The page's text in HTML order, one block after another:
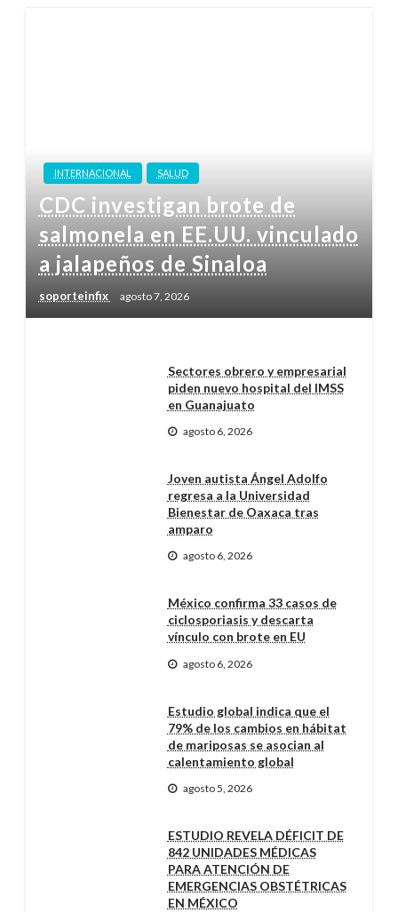
INTERNACIONAL SALUD
CDC investigan brote de
salmonela en EE.UU. vinculado
a jalapeños de Sinaloa
soporteinfix agosto 7, 2026
Sectores obrero y empresarial
piden nuevo hospital del IMSS
en Guanajuato
agosto 6, 2026
Joven autista Ángel Adolfo
regresa a la Universidad
Bienestar de Oaxaca tras
amparo
agosto 6, 2026
México confirma 33 casos de
ciclosporiasis y descarta
vínculo con brote en EU
agosto 6, 2026
Estudio global indica que el
79% de los cambios en hábitat
de mariposas se asocian al
calentamiento global
agosto 5, 2026
ESTUDIO REVELA DÉFICIT DE
842 UNIDADES MÉDICAS
PARA ATENCIÓN DE
EMERGENCIAS OBSTÉTRICAS
EN MÉXICO